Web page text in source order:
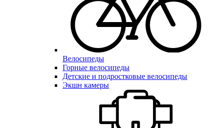
Велосипеды
Горные велосипеды
Детские и подростковые велосипеды
Экшн камеры